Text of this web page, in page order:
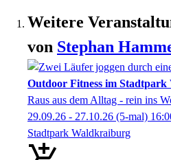
Weitere
von Stephan
Outdoor Fitness im
Raus aus dem Alltag - rein ins
29.09.26 - 27.10.26 (5-mal)
Stadtpark Waldkraiburg